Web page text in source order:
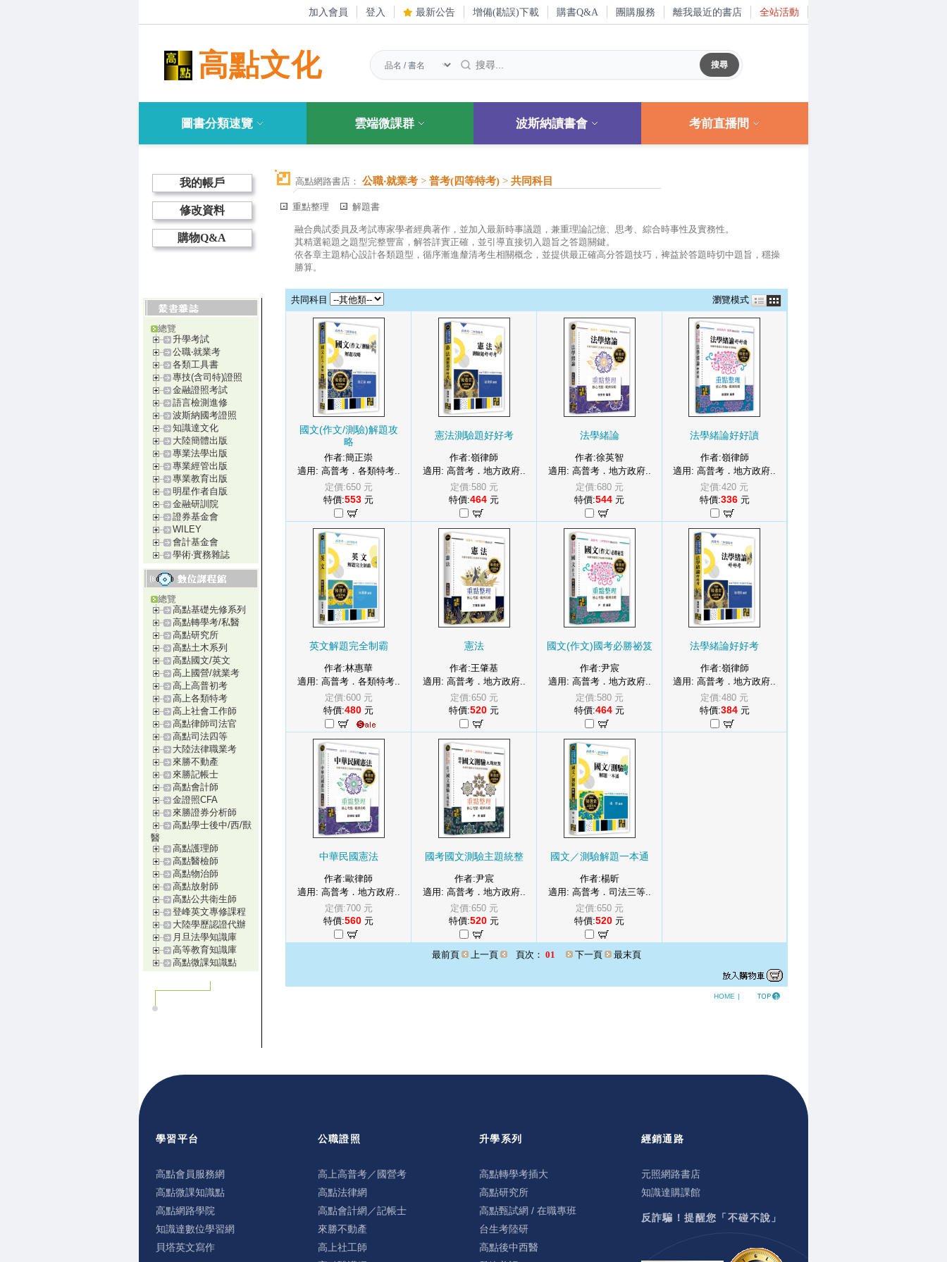
加入會員 登入 最新公告 增備(勘誤)下載 購書Q&A 團購服務 離我最近的書店 全站活動
高點文化
圖書分類速覽 雲端微課群 波斯納讀書會 考前直播間
我的帳戶
修改資料
購物Q&A
總覽
升學考試
公職‧就業考
各類工具書
專技(含司特)證照
金融證照考試
語言檢測進修
波斯納國考證照
知識達文化
大陸簡體出版
專業法學出版
專業經管出版
專業教育出版
明星作者自版
金融研訓院
證券基金會
WILEY
會計基金會
學術‧實務雜誌
總覽
高點基礎先修系列
高點轉學考/私醫
高點研究所
高點土木系列
高點國文/英文
高上國營/就業考
高上高普初考
高上各類特考
高上社會工作師
高點律師司法官
高點司法四等
大陸法律職業考
來勝不動產
來勝記帳士
高點會計師
金證照CFA
來勝證券分析師
高點學士後中/西/獸
醫
高點護理師
高點醫檢師
高點物治師
高點放射師
高點公共衛生師
登峰英文專修課程
大陸學歷認證代辦
月旦法學知識庫
高等教育知識庫
高點微課知識點
高點網路書店： 公職‧就業考 > 普考(四等特考) > 共同科目
重點整理 解題書
融合典試委員及考試專家學者經典著作，並加入最新時事議題，兼重理論記憶、思考、綜合時事性及實務性。
其精選範題之題型完整豐富，解答詳實正確，並引導直接切入題旨之答題關鍵。
依各章主題精心設計各類題型，循序漸進釐清考生相關概念，並提供最正確高分答題技巧，裨益於答題時切中題旨，穩操
勝算。
共同科目 瀏覽模式
國文(作文/測驗)解題攻
略
作者:簡正崇
適用: 高普考．各類特考..
定價:650 元
特價:553 元
憲法測驗題好好考
作者:嶺律師
適用: 高普考．地方政府..
定價:580 元
特價:464 元
法學緒論
作者:徐英智
適用: 高普考．地方政府..
定價:680 元
特價:544 元
法學緒論好好讀
作者:嶺律師
適用: 高普考．地方政府..
定價:420 元
特價:336元
英文解題完全制霸
作者:林惠華
適用: 高普考．各類特考..
定價:600 元
特價:480 元
憲法
作者:王肇基
適用: 高普考．地方政府..
定價:650 元
特價:520 元
國文(作文)國考必勝祕笈
作者:尹宸
適用: 高普考．地方政府..
定價:580 元
特價:464 元
法學緒論好好考
作者:嶺律師
適用: 高普考．地方政府..
定價:480 元
特價:384元
中華民國憲法
作者:歐律師
適用: 高普考．地方政府..
定價:700 元
特價:560 元
國考國文測驗主題統整
作者:尹宸
適用: 高普考．地方政府..
定價:650 元
特價:520 元
國文／測驗解題一本通
作者:楊昕
適用: 高普考．司法三等..
定價:650 元
特價:520 元
最前頁 上一頁 頁次： 01 下一頁 最末頁
HOME |
學習平台
高點會員服務網
高點微課知識點
高點網路學院
知識達數位學習網
貝塔英文寫作
公職證照
高上高普考／國營考
高點法律網
高點會計網／記帳士
來勝不動產
高上社工師
升學系列
高點轉學考插大
高點研究所
高點甄試網 / 在職專班
台生考陸研
高點後中西醫
經銷通路
元照網路書店
知識達購課館
反詐騙！提醒您「不碰不說」